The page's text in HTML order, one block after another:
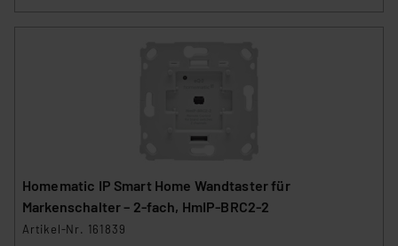
Homematic IP Smart Home Wandtaster für
Markenschalter – 2-fach, HmIP-BRC2-2
Artikel-Nr. 161839